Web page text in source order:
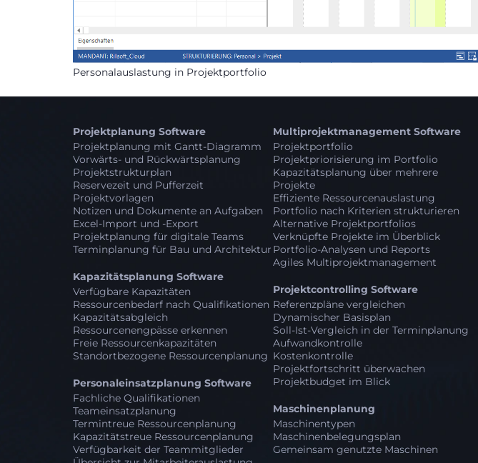
Personalauslastung in Projektportfolio
Projektplanung Software
Projektplanung mit Gantt-Diagramm
Vorwärts- und Rückwärtsplanung
Projektstrukturplan
Reservezeit und Pufferzeit
Projektvorlagen
Notizen und Dokumente an Aufgaben
Excel-Import und -Export
Projektplanung für digitale Teams
Terminplanung für Bau und Architektur
Kapazitätsplanung Software
Verfügbare Kapazitäten
Ressourcenbedarf nach Qualifikationen
Kapazitätsabgleich
Ressourcenengpässe erkennen
Freie Ressourcenkapazitäten
Standortbezogene Ressourcenplanung
Personaleinsatzplanung Software
Fachliche Qualifikationen
Teameinsatzplanung
Termintreue Ressourcenplanung
Kapazitätstreue Ressourcenplanung
Verfügbarkeit der Teammitglieder
Multiprojektmanagement Software
Projektportfolio
Projektpriorisierung im Portfolio
Kapazitätsplanung über mehrere
Projekte
Effiziente Ressourcenauslastung
Portfolio nach Kriterien strukturieren
Alternative Projektportfolios
Verknüpfte Projekte im Überblick
Portfolio-Analysen und Reports
Agiles Multiprojektmanagement
Projektcontrolling Software
Referenzpläne vergleichen
Dynamischer Basisplan
Soll-Ist-Vergleich in der Terminplanung
Aufwandkontrolle
Kostenkontrolle
Projektfortschritt überwachen
Projektbudget im Blick
Maschinenplanung
Maschinentypen
Maschinenbelegungsplan
Gemeinsam genutzte Maschinen